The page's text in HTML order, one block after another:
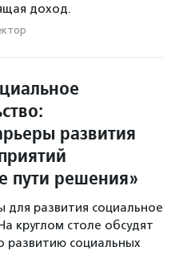
доход.
развития
пути решения»
для развития социальное
круглом столе обсудят
развитию социальных